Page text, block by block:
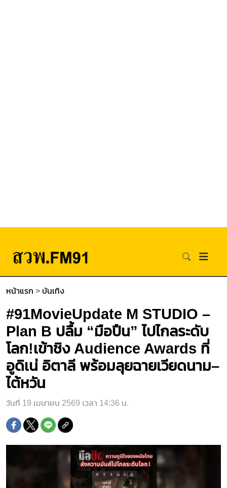
หน้าแรก > บันเทิง
#91MovieUpdate M STUDIO –
Plan B ปลื้ม “มือปืน” ไปไกลระดับ
โลก!เข้าชิง Audience Awards ที่
อูดิเน่ อิตาลี พร้อมลุยฉายเวียดนาม–
ไต้หวัน
วันที่ 19 เมษายน 2569 เวลา 14:36 น.